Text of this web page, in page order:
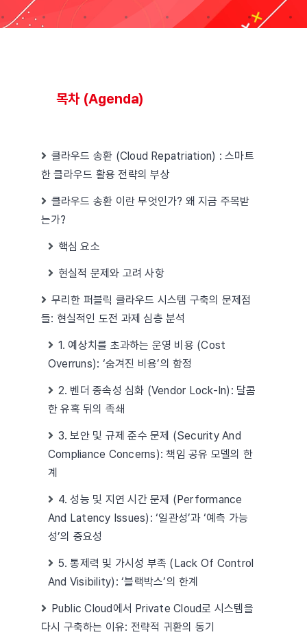
Search
목차 (Agenda)
클라우드 송환 (Cloud Repatriation) : 스마트
한 클라우드 활용 전략의 부상
클라우드 송환 이란 무엇인가? 왜 지금 주목받
는가?
핵심 요소
현실적 문제와 고려 사항
무리한 퍼블릭 클라우드 시스템 구축의 문제점
들: 현실적인 도전 과제 심층 분석
1. 예상치를 초과하는 운영 비용 (Cost
Overruns): ‘숨겨진 비용’의 함정
2. 벤더 종속성 심화 (Vendor Lock-In): 달콤
한 유혹 뒤의 족쇄
3. 보안 및 규제 준수 문제 (Security And
Compliance Concerns): 책임 공유 모델의 한
계
4. 성능 및 지연 시간 문제 (Performance
And Latency Issues): ‘일관성’과 ‘예측 가능
성’의 중요성
5. 통제력 및 가시성 부족 (Lack Of Control
And Visibility): ‘블랙박스’의 한계
Public Cloud에서 Private Cloud로 시스템을
다시 구축하는 이유: 전략적 귀환의 동기